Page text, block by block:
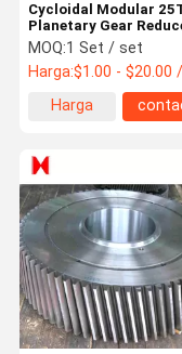
Cycloidal Modular
Planetary Gear
Hardened
MOQ:1 Set / set
Harga:$1.00 - $20.00 /
Harga